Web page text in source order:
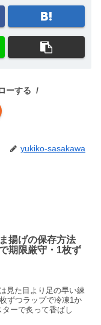
ーする
yukiko-sasakawa
揚げの保存方法
期限厳守・1枚ず
見た目より足の早い練
ずつラップで冷凍1か
ーで炙って香ばし